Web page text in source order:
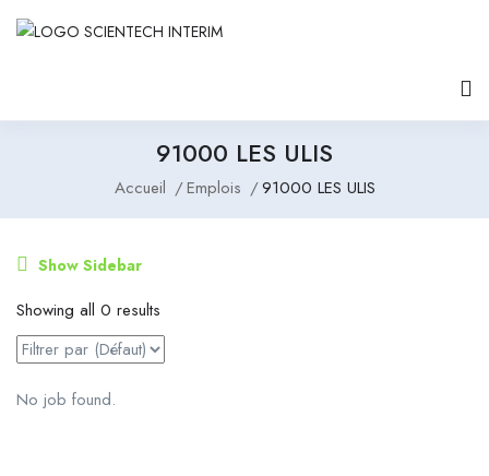
91000 LES ULIS
Accueil Emplois 91000 LES ULIS
Show Sidebar
Showing all 0 results
No job found.